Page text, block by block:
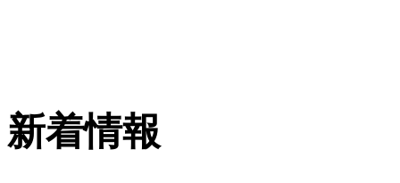
新着情報